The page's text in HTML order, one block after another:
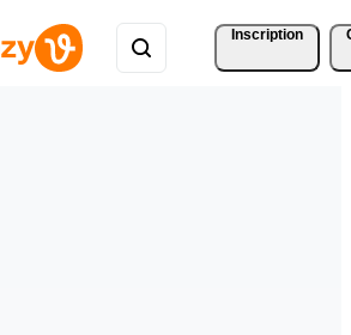
Inscription